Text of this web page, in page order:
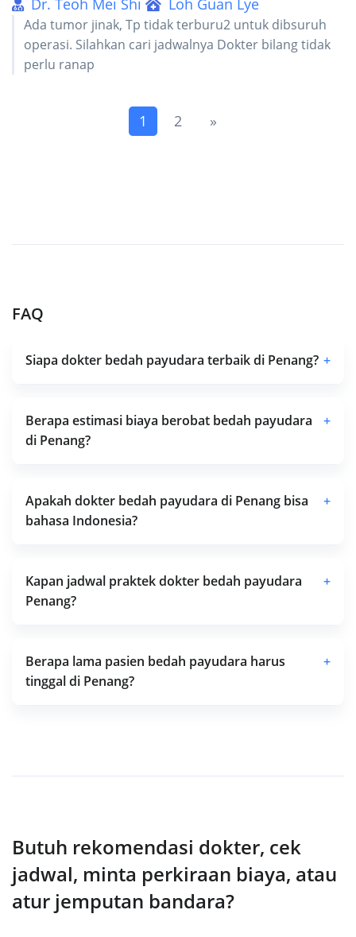
Dr. Teoh Mei Shi Loh Guan Lye
Ada tumor jinak, Tp tidak terburu2 untuk dibsuruh
operasi. Silahkan cari jadwalnya Dokter bilang tidak
perlu ranap
1 (current)
2 »Next
FAQ
Siapa dokter bedah payudara terbaik di Penang? +
Berapa estimasi biaya berobat bedah payudara
di Penang?
+
Apakah dokter bedah payudara di Penang bisa
bahasa Indonesia?
+
Kapan jadwal praktek dokter bedah payudara
Penang?
+
Berapa lama pasien bedah payudara harus
tinggal di Penang?
+
Butuh rekomendasi dokter, cek
jadwal, minta perkiraan biaya, atau
atur jemputan bandara?